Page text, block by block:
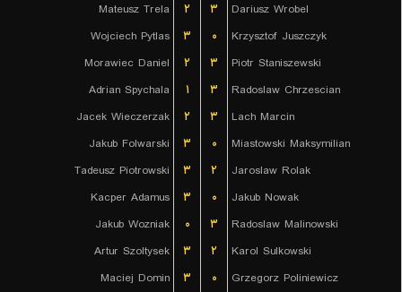
Mateusz Trela
۲ ۳
Dariusz Wrobel
Wojciech Pytlas
۳ ۰
Krzysztof Juszczyk
Morawiec Daniel
۲ ۳
Piotr Staniszewski
Adrian Spychala
۱ ۳
Radoslaw Chrzescian
Jacek Wieczerzak
۲ ۳
Lach Marcin
Jakub Folwarski
۳ ۰
Miastowski Maksymilian
Tadeusz Piotrowski
۳ ۲
Jaroslaw Rolak
Kacper Adamus
۳ ۰
Jakub Nowak
Jakub Wozniak
۰ ۳
Radoslaw Malinowski
Artur Szoltysek
۳ ۲
Karol Sulkowski
Maciej Domin
۳ ۰
Grzegorz Poliniewicz